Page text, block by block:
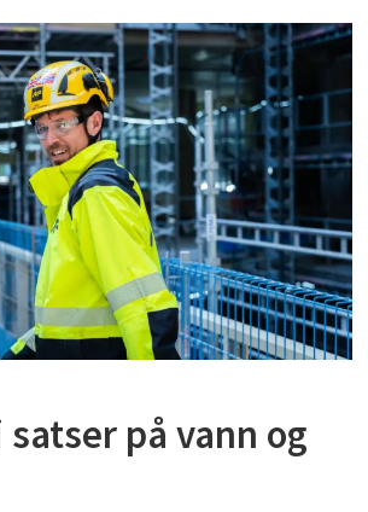
satser på vann og